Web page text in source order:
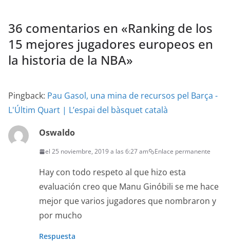
36 comentarios en «Ranking de los
15 mejores jugadores europeos en
la historia de la NBA»
Pingback: Pau Gasol, una mina de recursos pel Barça -
L'Últim Quart | L’espai del bàsquet català
Oswaldo
el 25 noviembre, 2019 a las 6:27 am Enlace permanente
Hay con todo respeto al que hizo esta
evaluación creo que Manu Ginóbili se me hace
mejor que varios jugadores que nombraron y
por mucho
Respuesta